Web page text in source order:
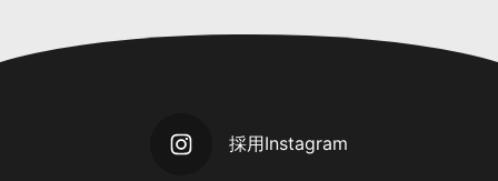
採用Instagram